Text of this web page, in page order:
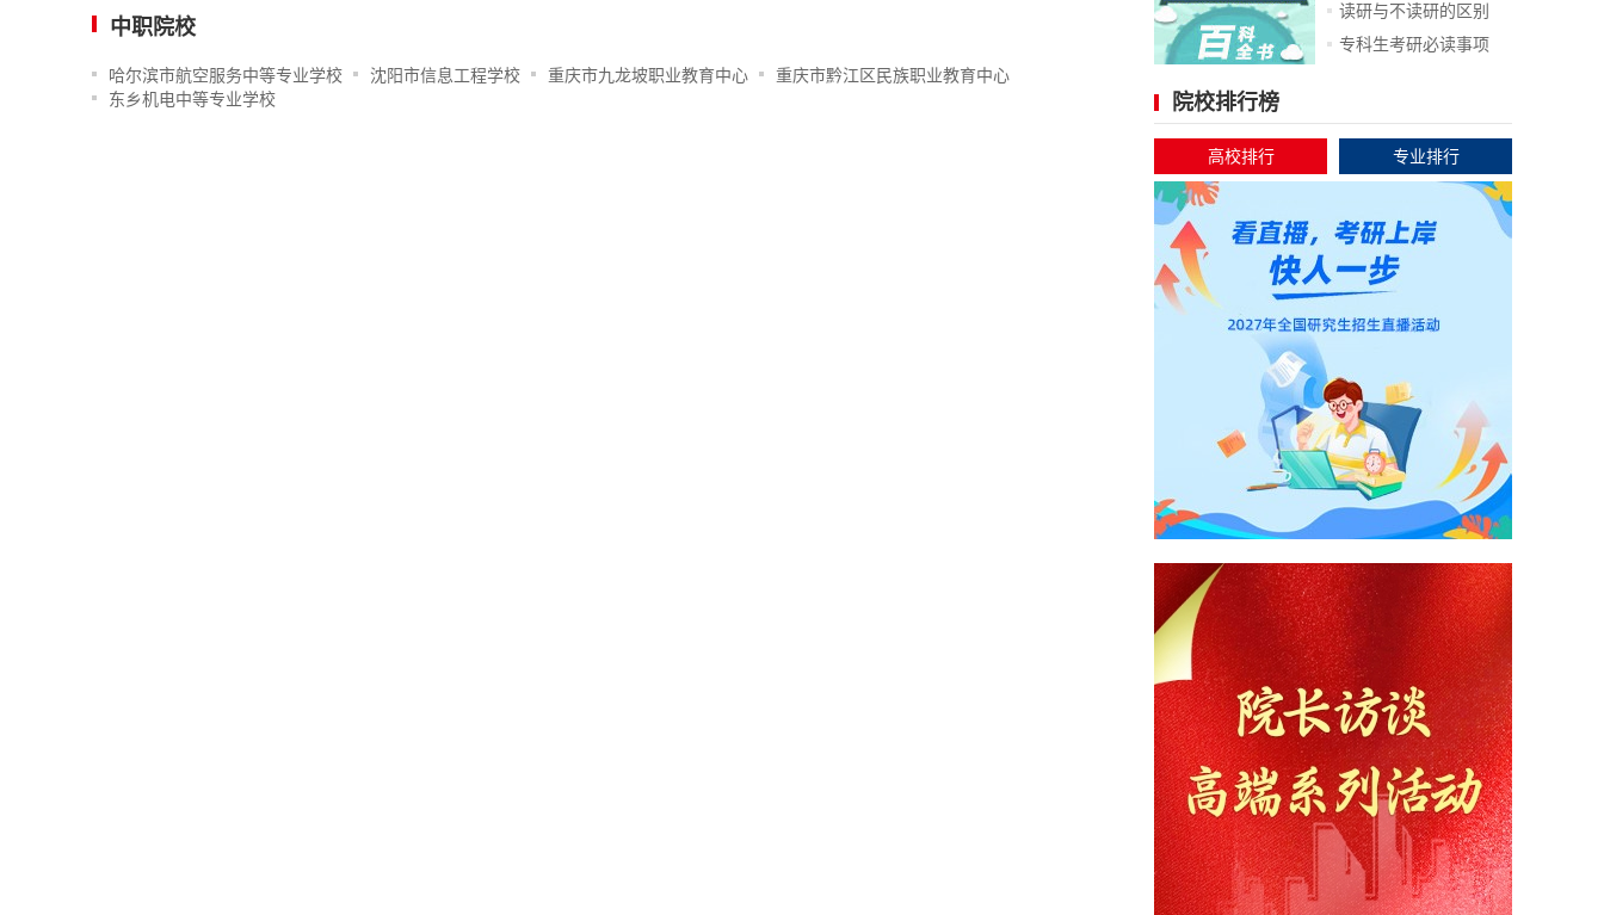
中职院校
哈尔滨市航空服务中等专业学校 沈阳市信息工程学校 重庆市九龙坡职业教育中心
重庆市黔江区民族职业教育中心
东乡机电中等专业学校
读研与不读研的区别
专科生考研必读事项
院校排行榜
高校排行 专业排行